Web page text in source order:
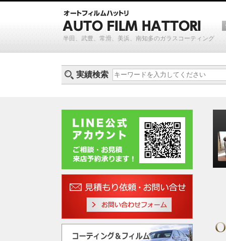
半田、武豊、常滑、美浜、南知多のガラスコーティング
実績検索